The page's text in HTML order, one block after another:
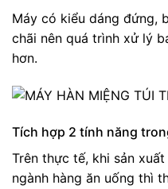
Máy có kiểu dáng đứng,
chãi nên quá trình xử lý
hơn.
Tích hợp 2 tính năng
Trên thực tế, khi sản
ngành hàng ăn uống thì